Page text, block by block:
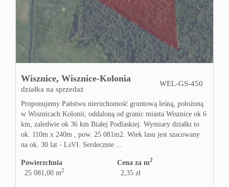
Wisznice, Wisznice-Kolonia
działka na sprzedaż
WEL-GS-450
Proponujemy Państwu nieruchomość gruntową leśną, położoną
w Wisznicach Kolonii, oddaloną od granic miasta Wisznice ok 6
km, zaledwie ok 36 km Białej Podlaskiej. Wymiary działki to
ok. 110m x 240m , pow. 25 081m2. Wiek lasu jest szacowany
na ok. 30 lat - LsVI. Serdecznie ...
Powierzchnia
25 081,00 m2
Cena za m2
2,35 zł